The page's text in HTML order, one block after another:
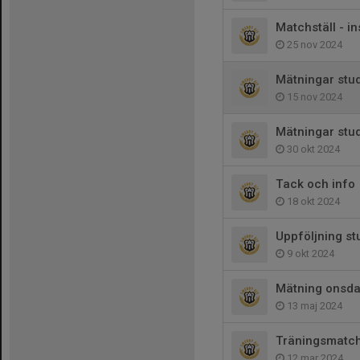
Matchställ -
25 nov 2024
Mätningar
15 nov 2024
Mätningar
30 okt 2024
Tack och info
18 okt 2024
Uppföljning
9 okt 2024
Mätning
13 maj 2024